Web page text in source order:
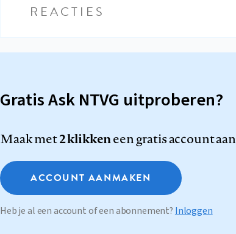
REACTIES
Gratis Ask NTVG uitproberen?
Maak met2 klikkeneen gratis account aan
ACCOUNT AANMAKEN
Heb je al een account of een abonnement? Inloggen